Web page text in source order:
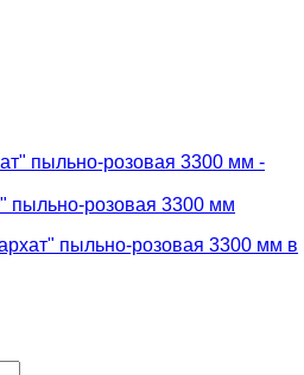
пыльно-розовая 3300 мм
пыльно-розовая 3300 мм в